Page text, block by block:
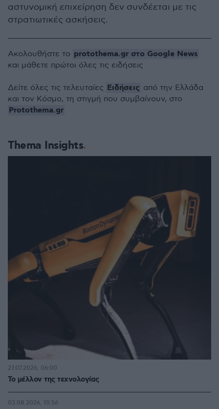
αστυνομική επιχείρηση δεν συνδέεται με τις
στρατιωτικές ασκήσεις.
Thema Insights
Το μέλλον της τεχνολογίας
27.07.2026, 06:00
03.08.2026, 10:56
Ακολουθήστε το protothema.gr στο Google News
και μάθετε πρώτοι όλες τις ειδήσεις
Δείτε όλες τις τελευταίες Ειδήσεις από την Ελλάδα
και τον Κόσμο, τη στιγμή που συμβαίνουν, στο
Protothema.gr